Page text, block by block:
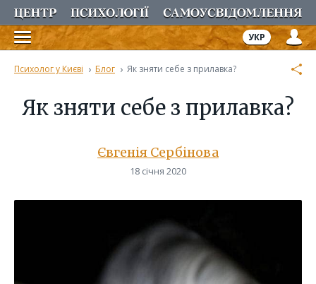
УКР
Психолог у Києві › Блог › Як зняти себе з прилавка?
Як зняти себе з прилавка?
Євгенія Сербінова
18 січня 2020